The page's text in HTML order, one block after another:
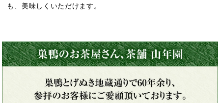
も、美味しくいただけます。